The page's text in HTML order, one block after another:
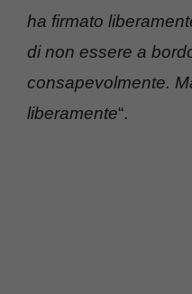
ha firmato
di non essere a
consapevolmente.
liberamente“.